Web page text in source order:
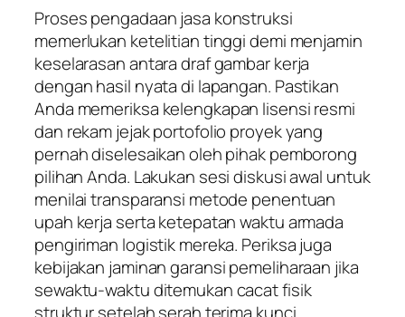
Proses pengadaan jasa konstruksi
memerlukan ketelitian tinggi demi menjamin
keselarasan antara draf gambar kerja
dengan hasil nyata di lapangan. Pastikan
Anda memeriksa kelengkapan lisensi resmi
dan rekam jejak portofolio proyek yang
pernah diselesaikan oleh pihak pemborong
pilihan Anda. Lakukan sesi diskusi awal untuk
menilai transparansi metode penentuan
upah kerja serta ketepatan waktu armada
pengiriman logistik mereka. Periksa juga
kebijakan jaminan garansi pemeliharaan jika
sewaktu-waktu ditemukan cacat fisik